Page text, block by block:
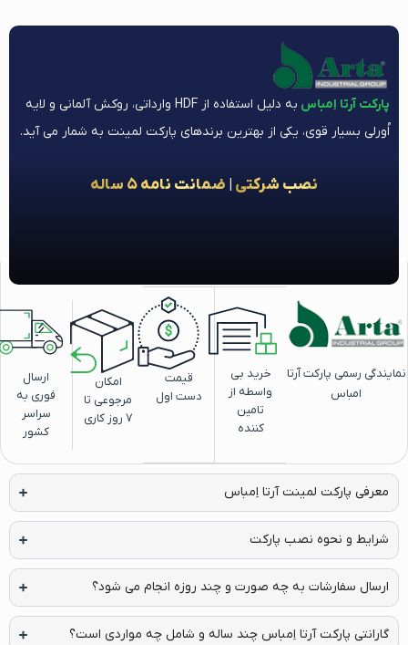
پارکت آرتا اِمباس
به دلیل استفاده از HDF وارداتی، روکش آلمانی و لایه
اُورلی بسیار قوی، یکی از بهترین برندهای پارکت لمینت به شمار می آید.
نصب شرکتی| ضمانت نامه ۵ ساله
رسمی پارکت آرتا
امباس
خرید بی
واسطه از
تامین
کننده
قیمت
دست اول
امکان
مرجوعی تا
ارسال
فوری به
سراسر
کشور
معرفی پارکت لمینت آرتا اِمباس
شرایط و نحوه نصب پارکت
ارسال سفارشات به چه صورت و چند روزه انجام می شود؟
گارانتی پارکت آرتا اِمباس چند ساله و شامل چه مواردی است؟